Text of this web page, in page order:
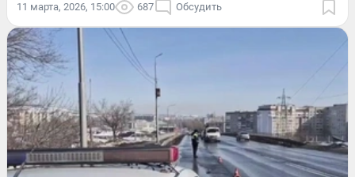
11 марта, 2026, 15:00 687 Обсудить